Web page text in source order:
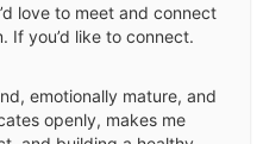
love to meet and connect
If you’d like to connect.
emotionally mature, and
openly, makes me